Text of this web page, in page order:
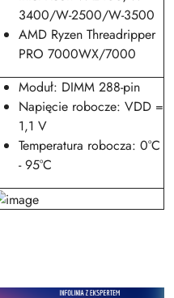
3400/W-2500/W-3500
AMD Ryzen Threadripper
PRO 7000WX/7000
Moduł: DIMM 288-pin
Napięcie robocze: VDD =
1,1 V
Temperatura robocza: 0°C
- 95°C